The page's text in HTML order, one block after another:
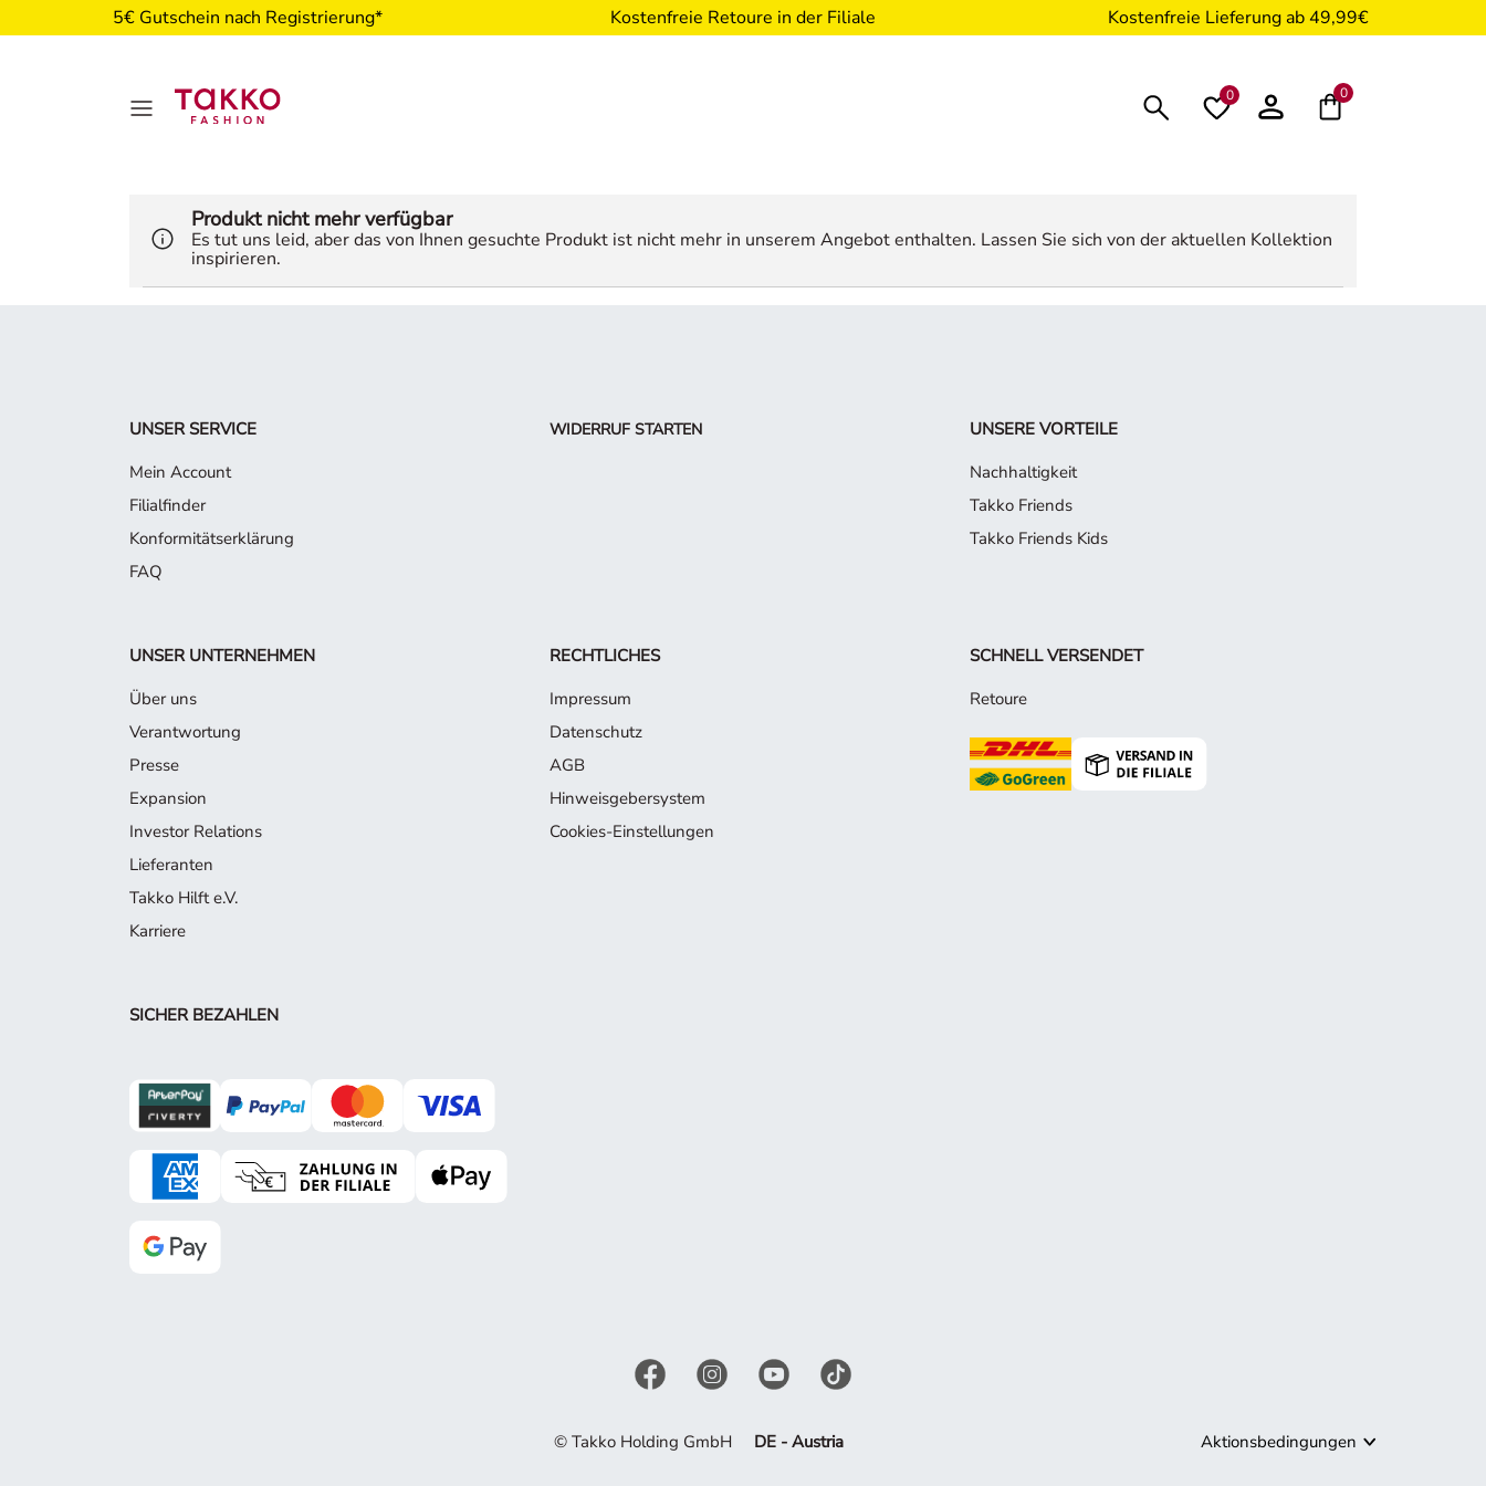
5€ Gutschein nach Registrierung* Kostenfreie Retoure in der Filiale Kostenfreie Lieferung ab 49,99€
0 0
Produkt nicht mehr verfügbar
Es tut uns leid, aber das von Ihnen gesuchte Produkt ist nicht mehr in unserem Angebot enthalten. Lassen Sie sich von der aktuellen Kollektion
inspirieren.
UNSER SERVICE
Mein Account
Filialfinder
Konformitätserklärung
FAQ
WIDERRUF STARTEN
UNSERE VORTEILE
Nachhaltigkeit
Takko Friends
Takko Friends Kids
UNSER UNTERNEHMEN
Über uns
Verantwortung
Presse
Expansion
Investor Relations
Lieferanten
Takko Hilft e.V.
Karriere
RECHTLICHES
Impressum
Datenschutz
AGB
Hinweisgebersystem
Cookies-Einstellungen
SCHNELL VERSENDET
Retoure
SICHER BEZAHLEN
© Takko Holding GmbH DE - Austria Aktionsbedingungen